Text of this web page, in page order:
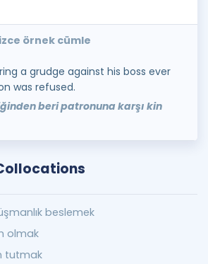
örnek cümle
a grudge against his boss ever
was refused.
beri patronuna karşı kin
beslemek
olmak
tutmak